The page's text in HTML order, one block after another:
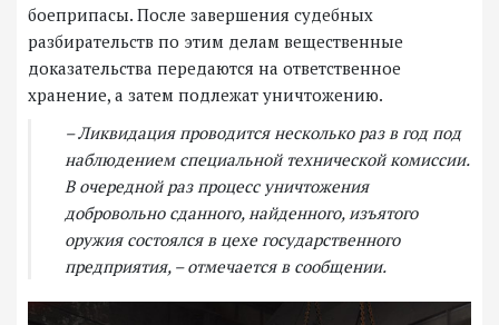
боеприпасы. После завершения судебных
разбирательств по этим делам вещественные
доказательства передаются на ответственное
хранение, а затем подлежат уничтожению.
– Ликвидация проводится несколько раз в год под
наблюдением специальной технической комиссии.
В очередной раз процесс уничтожения
добровольно сданного, найденного, изъятого
оружия состоялся в цехе государственного
предприятия, – отмечается в сообщении.